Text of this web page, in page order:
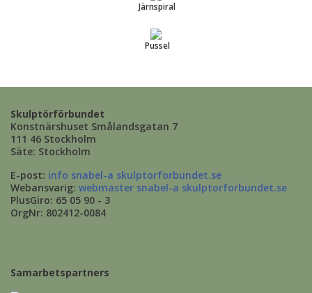
Järnspiral
Pussel
Skulptörförbundet
Konstnärshuset Smålandsgatan 7
111 46 Stockholm
Säte: Stockholm
E-post: info snabel-a skulptorforbundet.se
Webansvarig: webmaster snabel-a skulptorforbundet.se
PlusGiro: 65 05 90 - 3
OrgNr: 802412-0084
Samarbetspartners